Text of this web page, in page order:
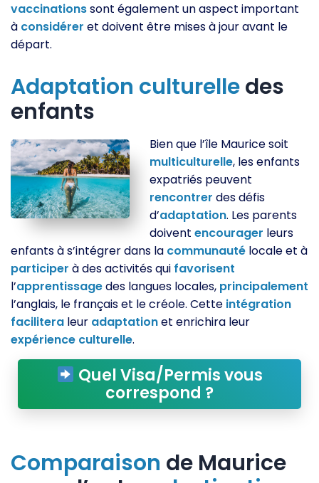
vaccinationssont également un aspect important
à considérer et doivent être mises à jour avant le
départ.
Adaptation culturelledes
enfants
Bien que l’île Maurice soit
multiculturelle, les enfants
expatriés peuvent
rencontrer des défis
d’adaptation. Les parents
doiventencourager leurs
enfants à s’intégrer dans la communauté locale et à
participer à des activités qui favorisent
l’apprentissagedes langues locales, principalement
l’anglais, le français et le créole. Cette intégration
facilitera leur adaptationet enrichira leur
expérience culturelle.
Quel Visa/Permis vous
correspond ?
Comparaison de Maurice